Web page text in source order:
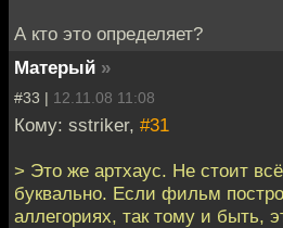
А кто это определяет?
Матерый »
#33 | 12.11.08 11:08
Кому: sstriker, #31
> Это же артхаус. Не стоит
буквально. Если фильм
аллегориях, так тому и быть,